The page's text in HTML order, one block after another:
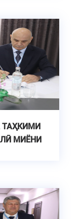
МИЁНИ